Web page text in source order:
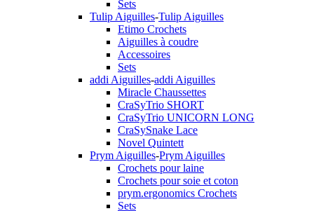
Sets
Tulip Aiguilles-Tulip Aiguilles
Etimo Crochets
Aiguilles à coudre
Accessoires
Sets
addi Aiguilles-addi Aiguilles
Miracle Chaussettes
CraSyTrio SHORT
CraSyTrio UNICORN LONG
CraSySnake Lace
Novel Quintett
Prym Aiguilles-Prym Aiguilles
Crochets pour laine
Crochets pour soie et coton
prym.ergonomics Crochets
Sets